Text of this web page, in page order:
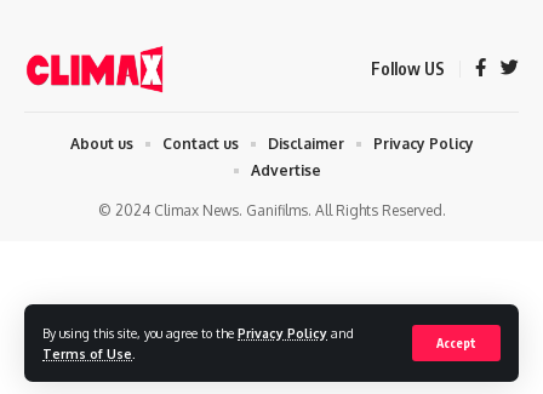
By using this site, you agree to the Privacy Policy and
Terms of Use
Accept
Follow US
© 2024 Climax News. Ganifilms. All Rights Reserved.
About us Contact us Disclaimer
Privacy Policy
Advertise